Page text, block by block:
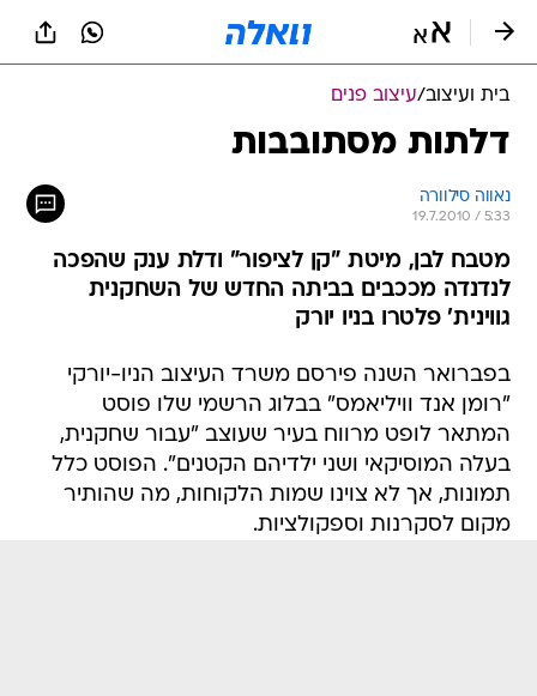
בית ועיצוב/עיצוב פנים
דלתות מסתובבות
נאווה סילוורה
19.7.2010 / 5:33
מטבח לבן, מיטת "קן לציפור" ודלת ענק שהפכה
לנדנדה מככבים בביתה החדש של השחקנית
גווינית' פלטרו בניו יורק
בפברואר השנה פירסם משרד העיצוב הניו-יורקי
"רומן אנד וויליאמס" בבלוג הרשמי שלו פוסט
המתאר לופט מרווח בעיר שעוצב "עבור שחקנית,
בעלה המוסיקאי ושני ילדיהם הקטנים". הפוסט כלל
תמונות, אך לא צוינו שמות הלקוחות, מה שהותיר
מקום לסקרנות וספקולציות.